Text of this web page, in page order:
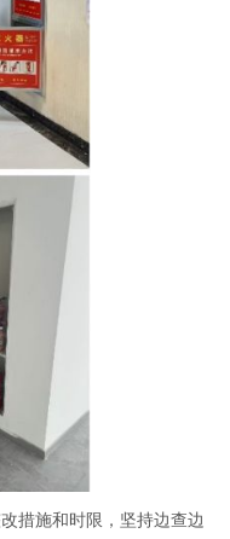
措施和时限，坚持边查边